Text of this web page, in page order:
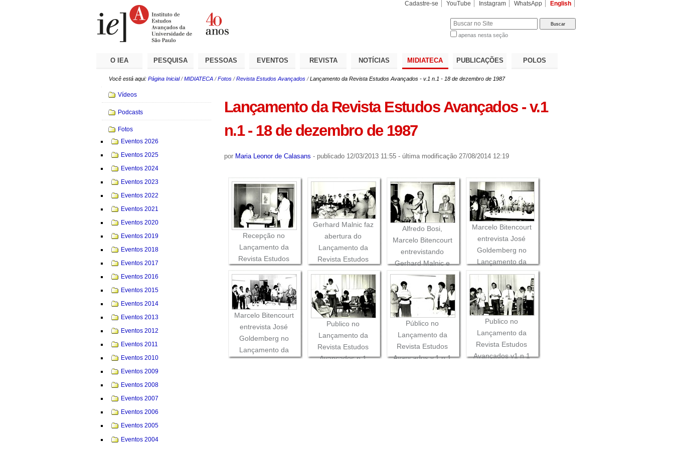
Cadastre-se YouTube Instagram WhatsApp English
apenas nesta seção
O IEA PESQUISA PESSOAS EVENTOS REVISTA NOTÍCIAS MIDIATECA PUBLICAÇÕES POLOS
Você está aqui: Página Inicial /MIDIATECA /Fotos /Revista Estudos Avançados /Lançamento da Revista Estudos Avançados - v.1 n.1 - 18 de dezembro de 1987
Lançamento da Revista Estudos Avançados - v.1
n.1 - 18 de dezembro de 1987
por Maria Leonor de Calasans - publicado12/03/2013 11:55 - última modificação27/08/2014 12:19
Recepção no
Lançamento da
Revista Estudos
Gerhard Malnic faz
abertura do
Lançamento da
Revista Estudos
Alfredo Bosi,
Marcelo Bitencourt
entrevistando
Gerhard Malnic e
José Goldemberg
no lançamento do
v1 n1 da Revista
Estudos Avançados
Marcelo Bitencourt
entrevista José
Goldemberg no
Lançamento da
Revista Estudos
Avançados v1 n 1
Marcelo Bitencourt
entrevista José
Goldemberg no
Lançamento da
Revista Estudos
Publico no
Lançamento da
Revista Estudos
Avançados n 1
Público no
Lançamento da
Revista Estudos
Avançados v.1 n.1
Publico no
Lançamento da
Revista Estudos
Avançados v1 n 1
Navegação
Vídeos
Podcasts
Fotos
Eventos 2026
Eventos 2025
Eventos 2024
Eventos 2023
Eventos 2022
Eventos 2021
Eventos 2020
Eventos 2019
Eventos 2018
Eventos 2017
Eventos 2016
Eventos 2015
Eventos 2014
Eventos 2013
Eventos 2012
Eventos 2011
Eventos 2010
Eventos 2009
Eventos 2008
Eventos 2007
Eventos 2006
Eventos 2005
Eventos 2004